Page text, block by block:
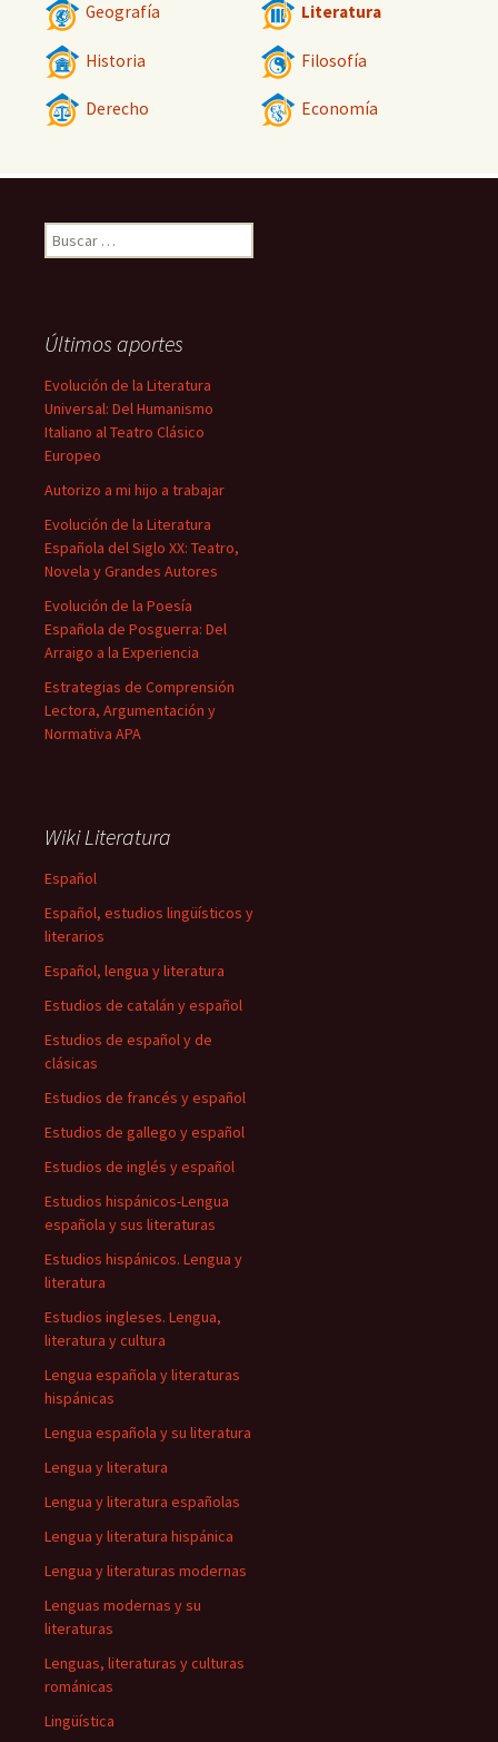
Geografía Literatura
Historia Filosofía
Derecho Economía
Buscar:
Últimos aportes
Evolución de la Literatura
Universal: Del Humanismo
Italiano al Teatro Clásico
Europeo
Autorizo a mi hijo a trabajar
Evolución de la Literatura
Española del Siglo XX: Teatro,
Novela y Grandes Autores
Evolución de la Poesía
Española de Posguerra: Del
Arraigo a la Experiencia
Estrategias de Comprensión
Lectora, Argumentación y
Normativa APA
Wiki Literatura
Español
Español, estudios lingüísticos y
literarios
Español, lengua y literatura
Estudios de catalán y español
Estudios de español y de
clásicas
Estudios de francés y español
Estudios de gallego y español
Estudios de inglés y español
Estudios hispánicos-Lengua
española y sus literaturas
Estudios hispánicos. Lengua y
literatura
Estudios ingleses. Lengua,
literatura y cultura
Lengua española y literaturas
hispánicas
Lengua española y su literatura
Lengua y literatura
Lengua y literatura españolas
Lengua y literatura hispánica
Lengua y literaturas modernas
Lenguas modernas y su
literaturas
Lenguas, literaturas y culturas
románicas
Lingüística